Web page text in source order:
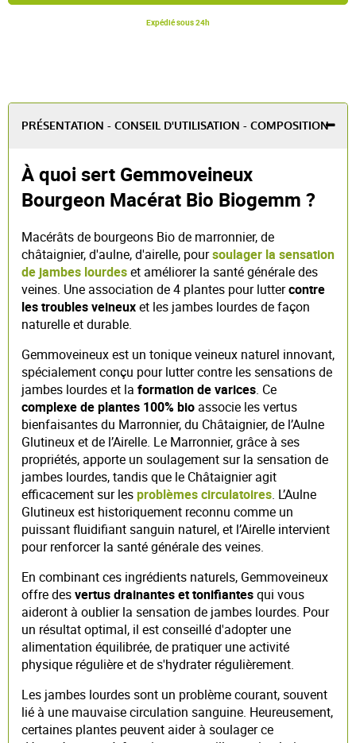
Expédié sous 24h
PRÉSENTATION - CONSEIL D'UTILISATION - COMPOSITION
À quoi sert Gemmoveineux
Bourgeon Macérat Bio Biogemm ?
Macérâts de bourgeons Bio de marronnier, de
châtaignier, d'aulne, d'airelle, poursoulager la sensation
de jambes lourdeset améliorer la santé générale des
veines. Une association de 4 plantes pour luttercontre
les troubles veineuxet les jambes lourdes de façon
naturelle et durable.
Gemmoveineux est un tonique veineux naturel innovant,
spécialement conçu pour lutter contre les sensations de
jambes lourdes et la formation de varices. Ce
complexe de plantes 100% bio associe les vertus
bienfaisantes du Marronnier, du Châtaignier, de l’Aulne
Glutineux et de l’Airelle. Le Marronnier, grâce à ses
propriétés, apporte un soulagement sur la sensation de
jambes lourdes, tandis que le Châtaignier agit
efficacement sur lesproblèmes circulatoires. L’Aulne
Glutineux est historiquement reconnu comme un
puissant fluidifiant sanguin naturel, et l’Airelle intervient
pour renforcer la santé générale des veines.
En combinant ces ingrédients naturels, Gemmoveineux
offre desvertus drainantes et tonifiantesqui vous
aideront à oublier la sensation de jambes lourdes. Pour
un résultat optimal, il est conseillé d'adopter une
alimentation équilibrée, de pratiquer une activité
physique régulière et de s'hydrater régulièrement.
Les jambes lourdes sont un problème courant, souvent
lié à une mauvaise circulation sanguine. Heureusement,
certaines plantes peuvent aider à soulager ce